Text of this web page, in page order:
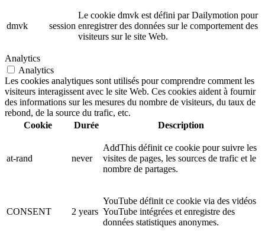
dmvk session
Le cookie dmvk est défini par Dailymotion pour
enregistrer des données sur le comportement des
visiteurs sur le site Web.
Analytics
Analytics
Les cookies analytiques sont utilisés pour comprendre comment les
visiteurs interagissent avec le site Web. Ces cookies aident à fournir
des informations sur les mesures du nombre de visiteurs, du taux de
rebond, de la source du trafic, etc.
Cookie
Durée Description
at-rand never
AddThis définit ce cookie pour suivre les
visites de pages, les sources de trafic et le
nombre de partages.
CONSENT 2 years
YouTube définit ce cookie via des vidéos
YouTube intégrées et enregistre des
données statistiques anonymes.